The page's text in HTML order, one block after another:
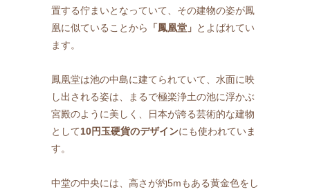
置する佇まいとなっていて、その建物の姿が鳳
凰に似ていることから
「鳳凰堂」 とよばれてい
ます。
鳳凰堂は池の中島に建てられていて、水面に映
し出される姿は、まるで極楽浄土の池に浮かぶ
宮殿のように美しく、日本が誇る芸術的な建物
として10円玉硬貨のデザインにも使われていま
す。
中堂の中央には、高さが約5mもある黄金色をし